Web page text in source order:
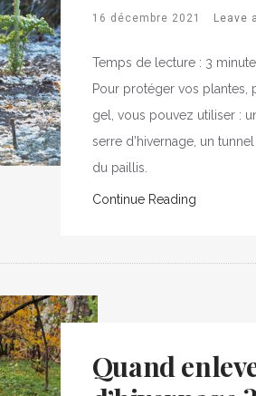
16 décembre 2021 Leave
Temps de lecture : 3
Pour protéger vos plantes,
gel, vous pouvez utiliser :
serre d’hivernage, un
du paillis.
Continue Reading
Quand